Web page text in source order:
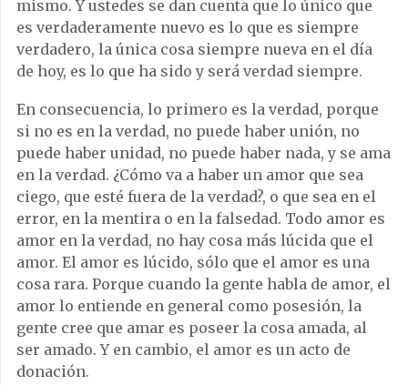
mismo. Y ustedes se dan cuenta que lo único que
es verdaderamente nuevo es lo que es siempre
verdadero, la única cosa siempre nueva en el día
de hoy, es lo que ha sido y será verdad siempre.
En consecuencia, lo primero es la verdad, porque
si no es en la verdad, no puede haber unión, no
puede haber unidad, no puede haber nada, y se ama
en la verdad. ¿Cómo va a haber un amor que sea
ciego, que esté fuera de la verdad?, o que sea en el
error, en la mentira o en la falsedad. Todo amor es
amor en la verdad, no hay cosa más lúcida que el
amor. El amor es lúcido, sólo que el amor es una
cosa rara. Porque cuando la gente habla de amor, el
amor lo entiende en general como posesión, la
gente cree que amar es poseer la cosa amada, al
ser amado. Y en cambio, el amor es un acto de
donación.